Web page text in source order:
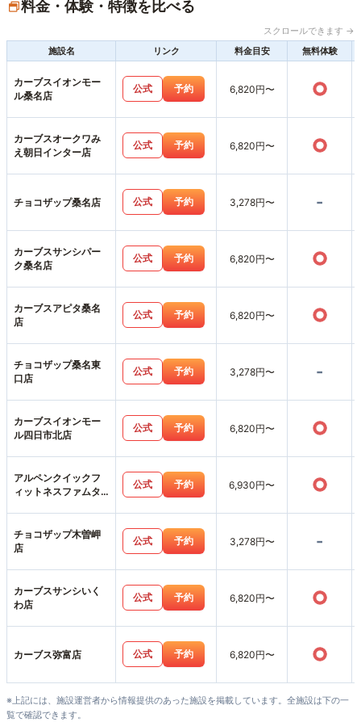
料金・体験・特徴を比べる
スクロールできます →
施設名
リンク 料金目安 無料体験
カーブスイオンモー
ル桑名店
公式 予約 6,820円〜 ○
カーブスオークワみ
え朝日インター店
公式 予約 6,820円〜 ○
チョコザップ桑名店 公式 予約 3,278円〜 -
カーブスサンシパー
ク桑名店
公式 予約 6,820円〜 ○
カーブスアピタ桑名
店
公式 予約 6,820円〜 ○
チョコザップ桑名東
口店
公式 予約 3,278円〜 -
カーブスイオンモー
ル四日市北店
公式 予約 6,820円〜 ○
アルペンクイックフ
ィットネスファムタ
公式 予約 6,930円〜 ○
チョコザップ木曽岬
店
公式 予約 3,278円〜 -
カーブスサンシいく
わ店
公式 予約 6,820円〜 ○
カーブス弥富店 公式 予約 6,820円〜 ○
※上記には、施設運営者から情報提供のあった施設を掲載しています。全施設は下の一
覧で確認できます。